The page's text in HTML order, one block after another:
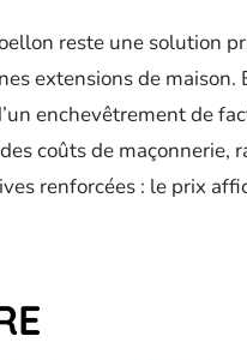
reste une solution
extensions de
enchevêtrement de
coûts de maçonnerie,
renforcées : le prix